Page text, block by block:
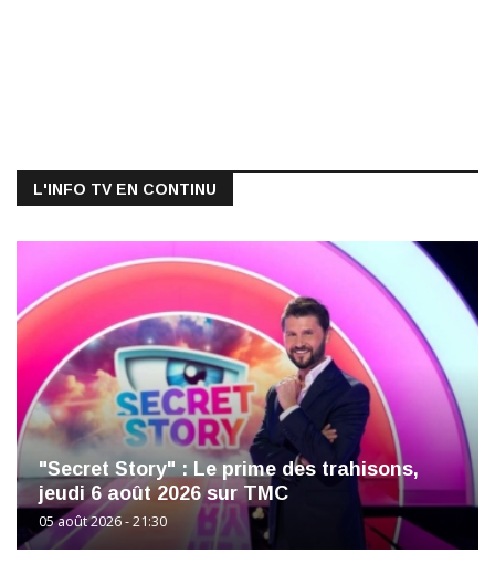
L'INFO TV EN CONTINU
"Secret Story" : Le prime des trahisons,
jeudi 6 août 2026 sur TMC
05 août 2026 - 21:30